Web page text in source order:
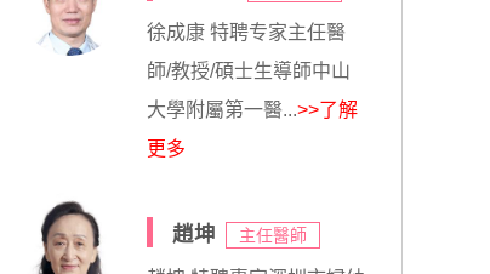
徐成康 特聘专家主任醫
師/教授/碩士生導師中山
大學附屬第一醫...>>了解
更多
趙坤 主任醫師